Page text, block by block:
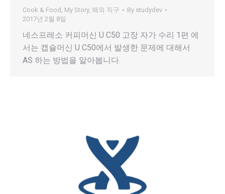
Cook & Food , My Story, 해외 직구 By studydev
2017년 2월 8일
네스프레소 커피머신 U C50 고장 자가 수리 1편 에
서는 캡슐머신 U C50에서 발생한 문제에 대해서
AS 하는 방법을 알아봅니다.